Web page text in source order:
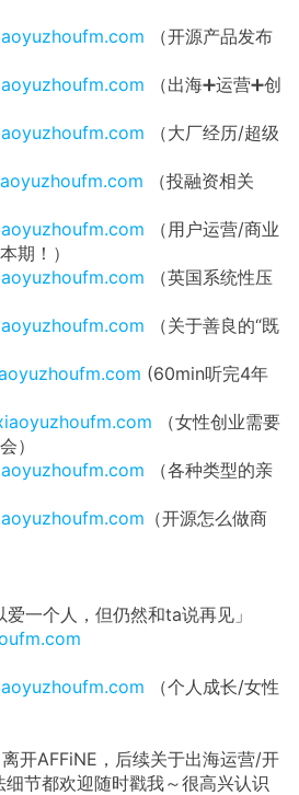
（开源产品发布
（出海➕运营➕创
（大厂经历/超级
（投融资相关
（用户运营/商业
期！）
（英国系统性压
（关于善良的“既
(60min听完4年
（女性创业需要
）
（各种类型的亲
（开源怎么做商
一个人，但仍然和ta说再见」
（个人成长/女性
开AFFiNE，后续关于出海运营/开
节都欢迎随时戳我～很高兴认识